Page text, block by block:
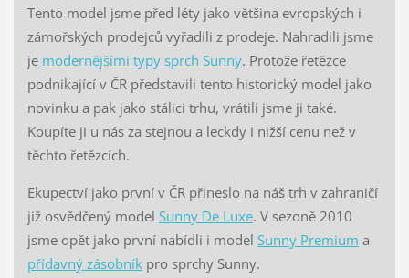
Tento model jsme před léty jako většina evropských i
zámořských prodejců vyřadili z prodeje. Nahradili jsme
je modernějšími typy sprch Sunny. Protože řetězce
podnikající v ČR představili tento historický model jako
novinku a pak jako stálici trhu, vrátili jsme ji také.
Koupíte ji u nás za stejnou a leckdy i nižší cenu než v
těchto řetězcích.
Ekupectví jako první v ČR přineslo na náš trh v zahraničí
již osvědčený model Sunny De Luxe. V sezoně 2010
jsme opět jako první nabídli i model Sunny Premium a
přídavný zásobníkpro sprchy Sunny.